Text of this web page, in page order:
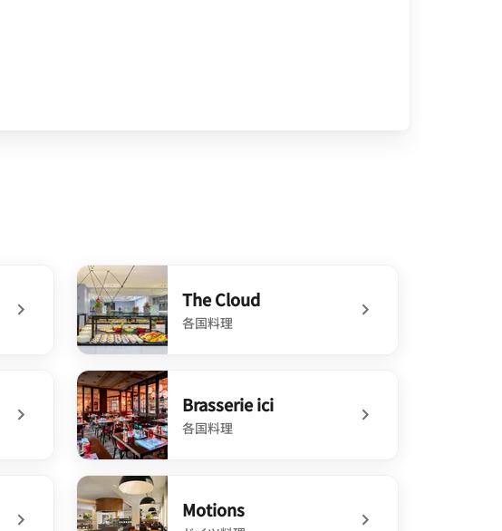
The Cloud
各国料理
undefined The Cloud
Brasserie ici
各国料理
undefined Brasserie ici
Motions